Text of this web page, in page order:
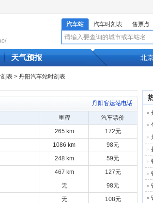
汽车站 汽车时刻表 售票点
天气预报 北
表 > 丹阳汽车站时刻表
丹阳客运站电话
里程
汽车票价
265 km
172元
1086 km
98元
248 km
59元
467 km
127元
无
98元
无
108元